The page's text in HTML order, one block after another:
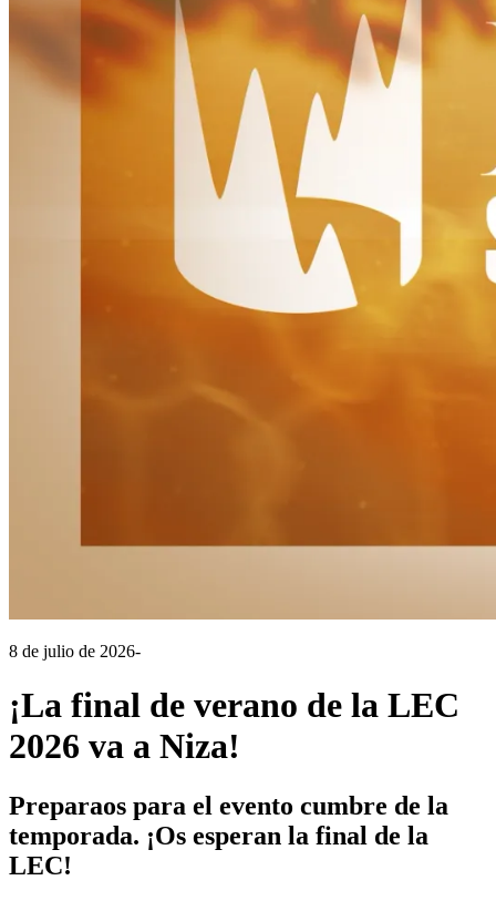
8 de julio de 2026-
¡La final de verano de la LEC
2026 va a Niza!
Preparaos para el evento cumbre de la
temporada. ¡Os esperan la final de la
LEC!